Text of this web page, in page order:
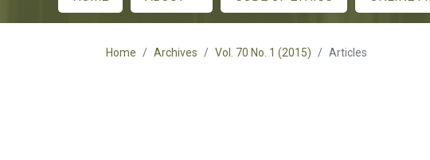
Main menu
Home Archives Vol. 70 No. 1 (2015) Articles